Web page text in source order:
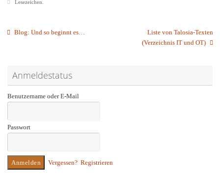
Lesezeichen
Blog: Und so beginnt es…
Liste von Talosia-Texten
(Verzeichnis IT und OT)
Anmeldestatus
Benutzername oder E-Mail
Passwort
Vergessen? Registrieren